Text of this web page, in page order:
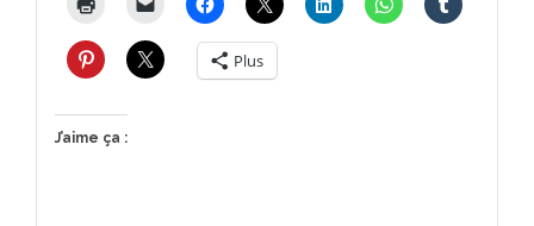
Plus
J’aime ça :